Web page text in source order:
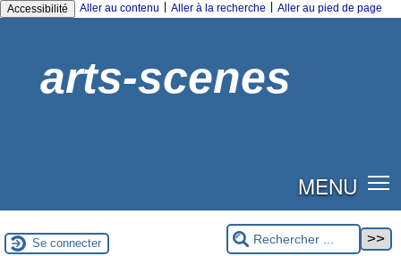
Accessibilité Aller au contenu Aller à la recherche Aller au pied de page
arts-scenes
MENU
Se connecter